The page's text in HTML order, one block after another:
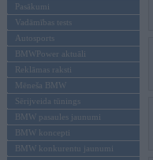
Pasākumi
Vadāmības tests
Autosports
BMWPower aktuāli
Reklāmas raksti
Mēneša BMW
Sērijveida tūnings
BMW pasaules jaunumi
BMW koncepti
BMW konkurentu jaunumi